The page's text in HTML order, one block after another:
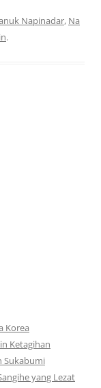
Napinadar, Na
.
Korea
Ketagihan
Sukabumi
yang Lezat